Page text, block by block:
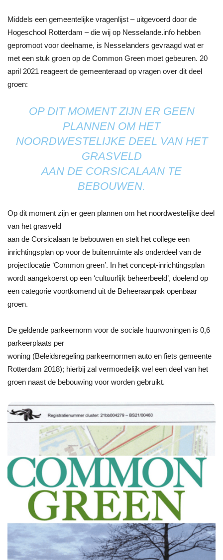
Middels een gemeentelijke vragenlijst – uitgevoerd door de
Hogeschool Rotterdam – die wij op Nesselande.info hebben
gepromoot voor deelname, is Nesselanders gevraagd wat er
met een stuk groen op de Common Green moet gebeuren. 20
april 2021 reageert de gemeenteraad op vragen over dit deel
groen:
OP DIT MOMENT ZIJN ER GEEN
PLANNEN OM HET
NOORDWESTELIJKE DEEL VAN HET
GRASVELD
AAN DE CORSICALAAN TE
BEBOUWEN.
Op dit moment zijn er geen plannen om het noordwestelijke deel
van het grasveld
aan de Corsicalaan te bebouwen en stelt het college een
inrichtingsplan op voor de buitenruimte als onderdeel van de
projectlocatie ‘Common green’. In het concept-inrichtingsplan
wordt aangekoerst op een ‘cultuurlijk beheerbeeld’, doelend op
een categorie voortkomend uit de Beheeraanpak openbaar
groen.
De geldende parkeernorm voor de sociale huurwoningen is 0,6
parkeerplaats per
woning (Beleidsregeling parkeernormen auto en fiets gemeente
Rotterdam 2018); hierbij zal vermoedelijk wel een deel van het
groen naast de bebouwing voor worden gebruikt.